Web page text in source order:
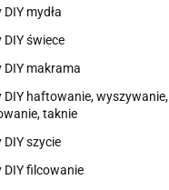
mydła
świece
DIY makrama
DIY haftowanie, wyszywanie,
taknie
szycie
DIY filcowanie